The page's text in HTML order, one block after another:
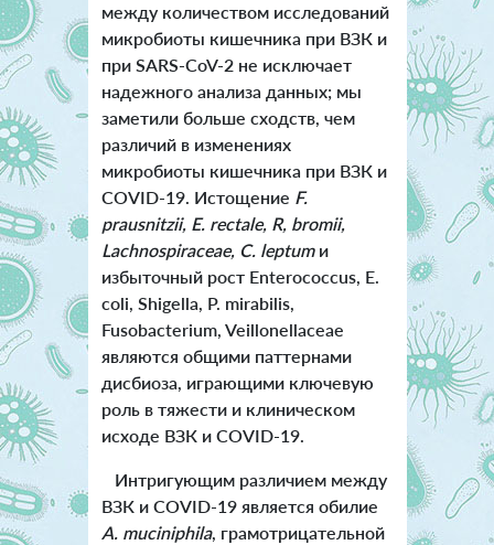
между количеством исследований
микробиоты кишечника при ВЗК и
при SARS-CoV-2 не исключает
надежного анализа данных; мы
заметили больше сходств, чем
различий в изменениях
микробиоты кишечника при ВЗК и
COVID-19. Истощение F.
prausnitzii, E. rectale, R, bromii,
Lachnospiraceae, C. leptumи
избыточный рост Enterococcus, E.
coli, Shigella, P. mirabilis,
Fusobacterium, Veillonellaceae
являются общими паттернами
дисбиоза, играющими ключевую
роль в тяжести и клиническом
исходе ВЗК и COVID-19.
Интригующим различием между
ВЗК и COVID-19 является обилие
A. muciniphila, грамотрицательной